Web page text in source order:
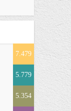
7.479
5.779
5.354